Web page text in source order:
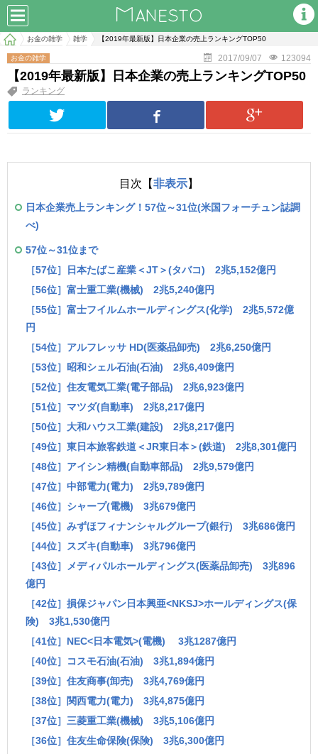
お金の雑学 雑学 【2019年最新版】日本企業の売上ランキングTOP50
お金の雑学 2017/09/07 123094
【2019年最新版】日本企業の売上ランキングTOP50
ランキング
目次【非表示】
日本企業売上ランキング！57位～31位(米国フォーチュン誌調
べ)
57位～31位まで
［57位］日本たばこ産業＜JT＞(タバコ) 2兆5,152億円
［56位］富士重工業(機械) 2兆5,240億円
［55位］富士フイルムホールディングス(化学) 2兆5,572億
円
［54位］アルフレッサ HD(医薬品卸売) 2兆6,250億円
［53位］昭和シェル石油(石油) 2兆6,409億円
［52位］住友電気工業(電子部品) 2兆6,923億円
［51位］マツダ(自動車) 2兆8,217億円
［50位］大和ハウス工業(建設) 2兆8,217億円
［49位］東日本旅客鉄道＜JR東日本＞(鉄道) 2兆8,301億円
［48位］アイシン精機(自動車部品) 2兆9,579億円
［47位］中部電力(電力) 2兆9,789億円
［46位］シャープ(電機) 3兆679億円
［45位］みずほフィナンシャルグループ(銀行) 3兆686億円
［44位］スズキ(自動車) 3兆796億円
［43位］メディパルホールディングス(医薬品卸売) 3兆896
億円
［42位］損保ジャパン日本興亜<NKSJ>ホールディングス(保
険) 3兆1,530億円
［41位］NEC<日本電気>(電機) 3兆1287億円
［40位］コスモ石油(石油) 3兆1,894億円
［39位］住友商事(卸売) 3兆4,769億円
［38位］関西電力(電力) 3兆4,875億円
［37位］三菱重工業(機械) 3兆5,106億円
［36位］住友生命保険(保険) 3兆6,300億円